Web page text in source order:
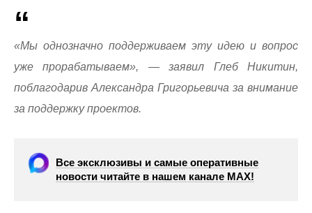
«Мы однозначно поддерживаем эту идею и вопрос
уже прорабатываем», — заявил Глеб Никитин,
поблагодарив Александра Григорьевича за внимание
за поддержку проектов.
Все эксклюзивы и самые оперативные
новости читайте в нашем канале МАХ!